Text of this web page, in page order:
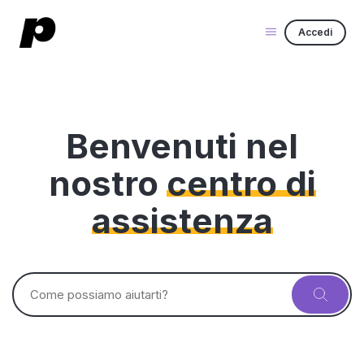
Accedi
Benvenuti nel
nostro centro di
assistenza
Ricerca